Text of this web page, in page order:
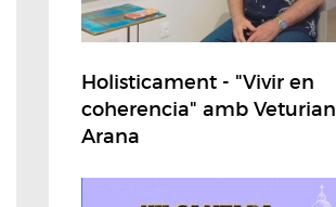
Holisticament - "Vivir en
coherencia" amb Veturian
Arana